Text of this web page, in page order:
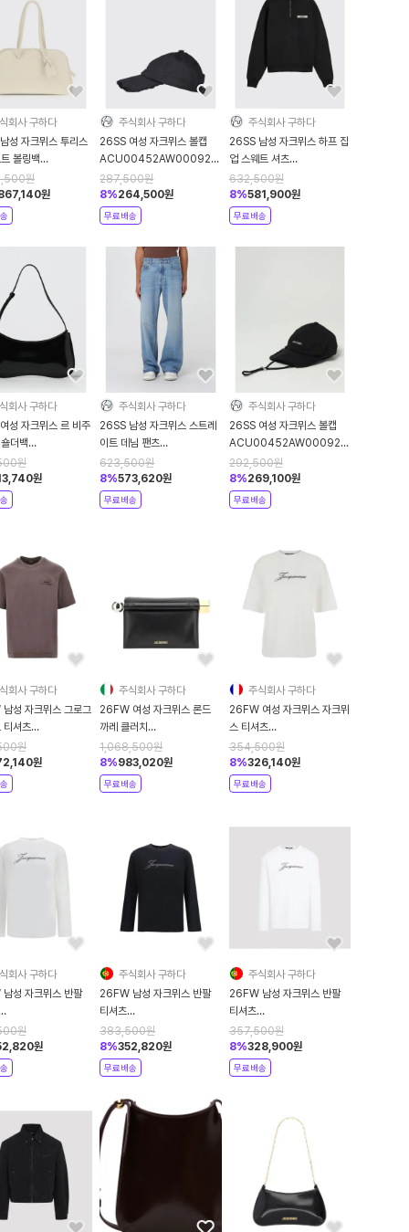
회사 구하다
성 자크뮈스 투리스
볼링백
원
원
주식회사 구하다
26SS 여성 자크뮈스 볼캡
ACU00452AW00092
990 Black
287,500원
8%264,500원
무료배송
주식회사 구하다
26SS 남성 자크뮈스 하프 집
업 스웨트 셔츠
SSM00313AJ00174
990 Black
632,500원
8%581,900원
무료배송
회사 구하다
성 자크뮈스 르 비주
더백
원
원
주식회사 구하다
26SS 남성 자크뮈스 스트레
이트 데님 팬츠
PAM00028AD00038
33C Blue
623,500원
8%573,620원
무료배송
주식회사 구하다
26SS 여성 자크뮈스 볼캡
ACU00452AW00092
990 Black
292,500원
8%269,100원
무료배송
회사 구하다
성 자크뮈스 그로그
티셔츠
원
원
주식회사 구하다
26FW 여성 자크뮈스 론드
까레 클러치
BAW00356AC27L14
Black
1,068,500원
8%983,020원
무료배송
주식회사 구하다
26FW 여성 자크뮈스 자크뮈
스 티셔츠
TSW00596AJ00289100
White
354,500원
8%326,140원
무료배송
회사 구하다
성 자크뮈스 반팔
원
원
주식회사 구하다
26FW 남성 자크뮈스 반팔
티셔츠
TSU00351AJ00289
990 BLACK
383,500원
8%352,820원
무료배송
주식회사 구하다
26FW 남성 자크뮈스 반팔
티셔츠
TSU00351AJ00289
100 WHITE
357,500원
8%328,900원
무료배송